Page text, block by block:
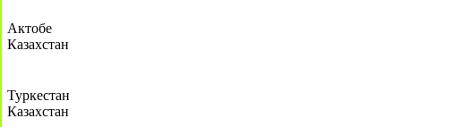
Актобе
Казахстан
Туркестан
Казахстан